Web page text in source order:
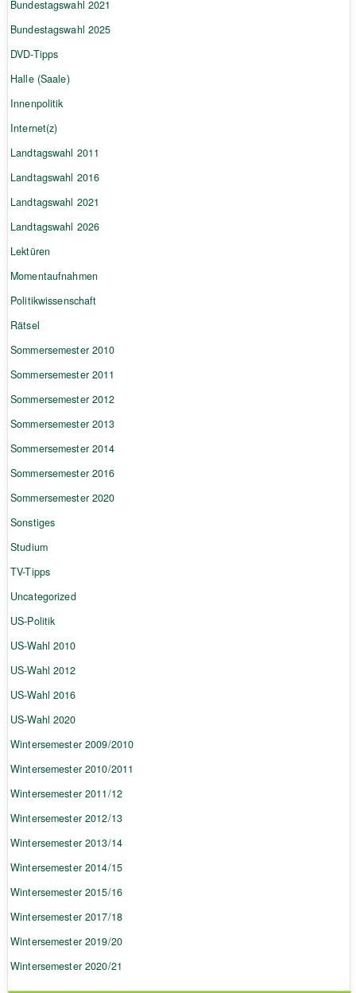
Bundestagswahl 2021
Bundestagswahl 2025
DVD-Tipps
Halle (Saale)
Innenpolitik
Internet(z)
Landtagswahl 2011
Landtagswahl 2016
Landtagswahl 2021
Landtagswahl 2026
Lektüren
Momentaufnahmen
Politikwissenschaft
Rätsel
Sommersemester 2010
Sommersemester 2011
Sommersemester 2012
Sommersemester 2013
Sommersemester 2014
Sommersemester 2016
Sommersemester 2020
Sonstiges
Studium
TV-Tipps
Uncategorized
US-Politik
US-Wahl 2010
US-Wahl 2012
US-Wahl 2016
US-Wahl 2020
Wintersemester 2009/2010
Wintersemester 2010/2011
Wintersemester 2011/12
Wintersemester 2012/13
Wintersemester 2013/14
Wintersemester 2014/15
Wintersemester 2015/16
Wintersemester 2017/18
Wintersemester 2019/20
Wintersemester 2020/21